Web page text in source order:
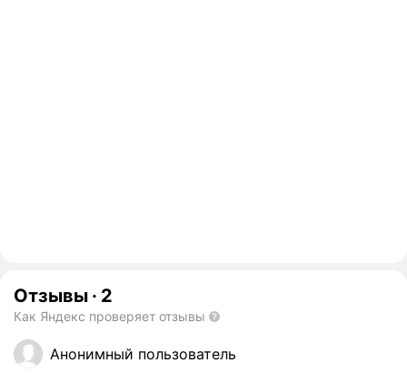
Отзывы · 2
Как Яндекс проверяет отзывы
Анонимный пользователь